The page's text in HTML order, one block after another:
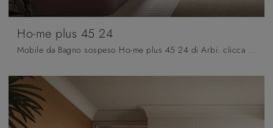
Ho-me plus 45 24
Mobile da Bagno sospeso Ho-me plus 45 24 di Arbi: clicca e ottieni informazioni su mobili bagno sospesi in melaminico e accessori del brand.